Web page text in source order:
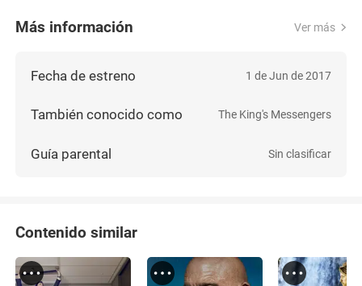
Más información Ver más
Fecha de estreno 1 de Jun de 2017
También conocido como The King's Messengers
Guía parental Sin clasificar
Contenido similar